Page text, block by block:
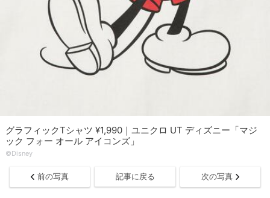
グラフィックTシャツ ¥1,990｜ユニクロ UT ディズニー「マジ
ック フォー オール アイコンズ」
©Disney
前の写真 記事に戻る 次の写真